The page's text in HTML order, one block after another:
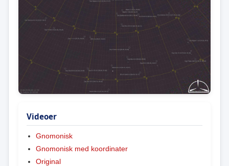
Videoer
Gnomonisk
Gnomonisk med koordinater
Original